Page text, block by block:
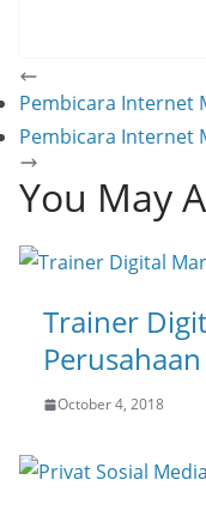
Pembicara Internet
Pembicara Internet
You May
Trainer
October 4, 2018